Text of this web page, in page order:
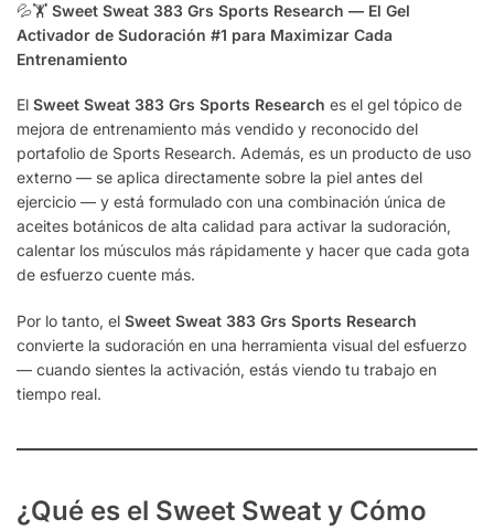
💦🏋️ Sweet Sweat 383 Grs Sports Research — El Gel
Activador de Sudoración #1 para Maximizar Cada
Entrenamiento
El Sweet Sweat 383 Grs Sports Research es el gel tópico de
mejora de entrenamiento más vendido y reconocido del
portafolio de Sports Research. Además, es un producto de uso
externo — se aplica directamente sobre la piel antes del
ejercicio — y está formulado con una combinación única de
aceites botánicos de alta calidad para activar la sudoración,
calentar los músculos más rápidamente y hacer que cada gota
de esfuerzo cuente más.
Por lo tanto, el Sweet Sweat 383 Grs Sports Research
convierte la sudoración en una herramienta visual del esfuerzo
— cuando sientes la activación, estás viendo tu trabajo en
tiempo real.
¿Qué es el Sweet Sweat y Cómo